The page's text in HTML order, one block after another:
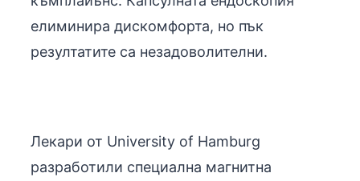
елиминира дискомфорта, но пък
резултатите са незадоволителни.
Лекари от University of Hamburg
разработили специална магнитна